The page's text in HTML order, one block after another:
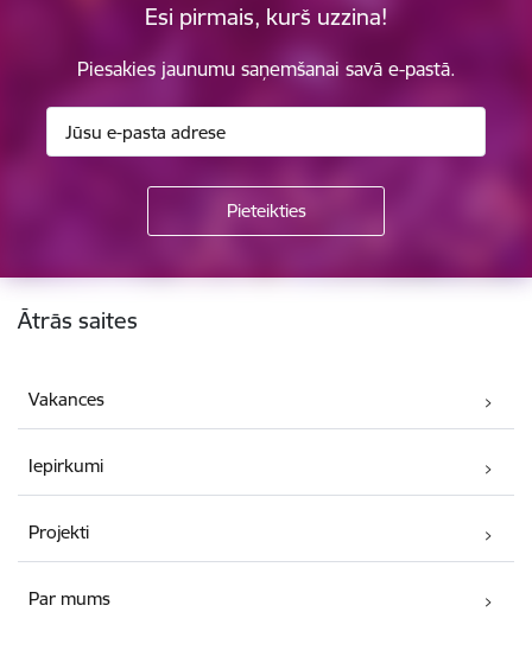
Esi pirmais, kurš uzzina!
Piesakies jaunumu saņemšanai savā e-pastā.
Kājene
Ātrās saites
Vakances
Iepirkumi
Projekti
Par mums